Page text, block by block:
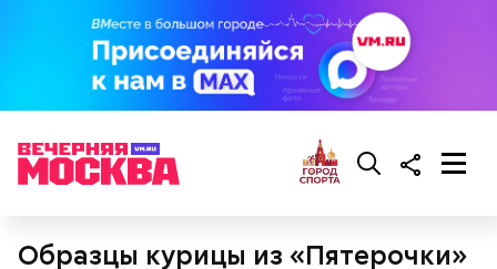
Образцы курицы из «Пятерочки»
брынза;
растительное масло;
— Там может содержаться огромное количество
нитратов, которое вызовет головокружение,
гипоксию и ухудшение физического состояния, —
предостерегла Соломатина.